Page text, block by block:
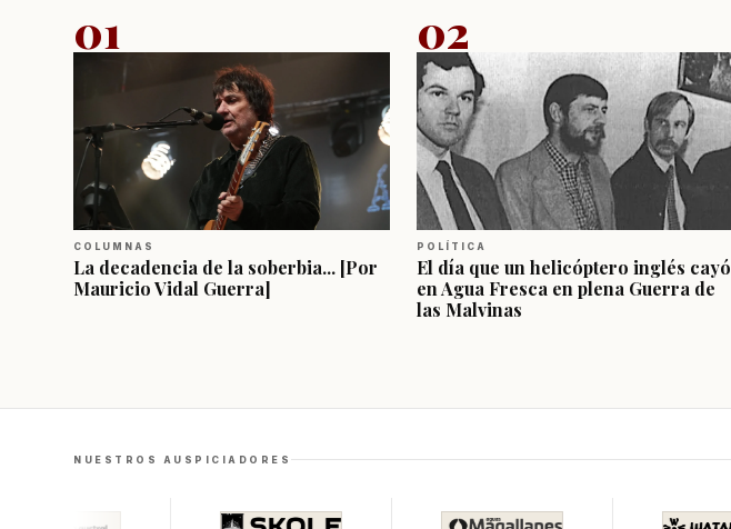
01
COLUMNAS
La decadencia de la soberbia... [Por
Mauricio Vidal Guerra]
02
POLÍTICA
El día que un helicóptero inglés cayó
en Agua Fresca en plena Guerra de
las Malvinas
NUESTROS AUSPICIADORES